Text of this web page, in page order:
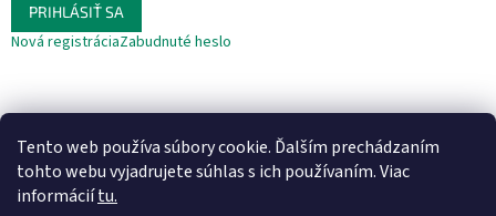
Tento web používa súbory cookie. Ďalším prechádzaním
tohto webu vyjadrujete súhlas s ich používaním. Viac
informáciítu.
PRIHLÁSIŤ SA
Nová registráciaZabudnuté heslo